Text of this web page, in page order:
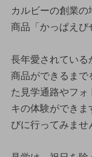
カルビーの創業
商品「かっぱえび
長年愛されている
商品ができるまで
た見学通路やフォ
キの体験ができま
びに行ってみませ